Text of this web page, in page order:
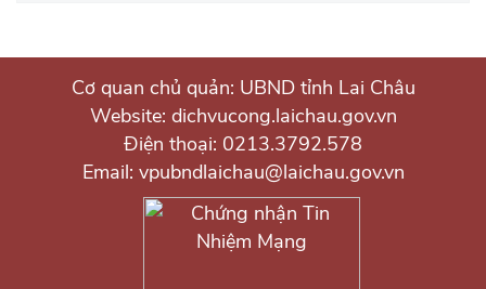
Cơ quan chủ quản: UBND tỉnh Lai Châu
Website: dichvucong.laichau.gov.vn
Điện thoại: 0213.3792.578
Email: vpubndlaichau@laichau.gov.vn